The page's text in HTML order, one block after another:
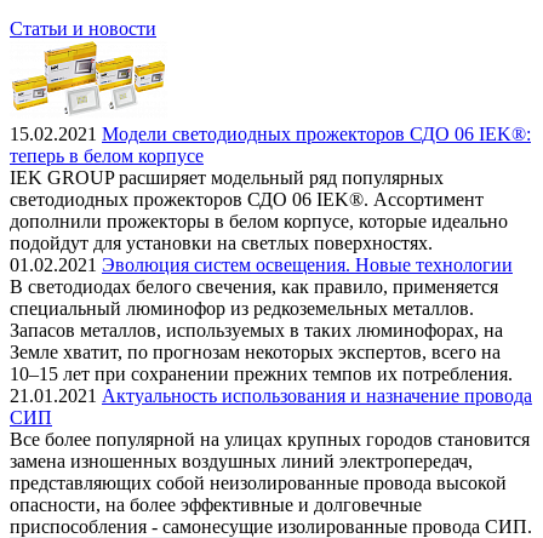
Статьи и новости
15.02.2021 Модели светодиодных прожекторов СДО 06 IEK®:
теперь в белом корпусе
IEK GROUP расширяет модельный ряд популярных
светодиодных прожекторов СДО 06 IEK®. Ассортимент
дополнили прожекторы в белом корпусе, которые идеально
подойдут для установки на светлых поверхностях.
01.02.2021 Эволюция систем освещения. Новые технологии
В светодиодах белого свечения, как правило, применяется
специальный люминофор из редкоземельных металлов.
Запасов металлов, используемых в таких люминофорах, на
Земле хватит, по прогнозам некоторых экспертов, всего на
10–15 лет при сохранении прежних темпов их потребления.
21.01.2021 Актуальность использования и назначение провода
СИП
Все более популярной на улицах крупных городов становится
замена изношенных воздушных линий электропередач,
представляющих собой неизолированные провода высокой
опасности, на более эффективные и долговечные
приспособления - самонесущие изолированные провода СИП.